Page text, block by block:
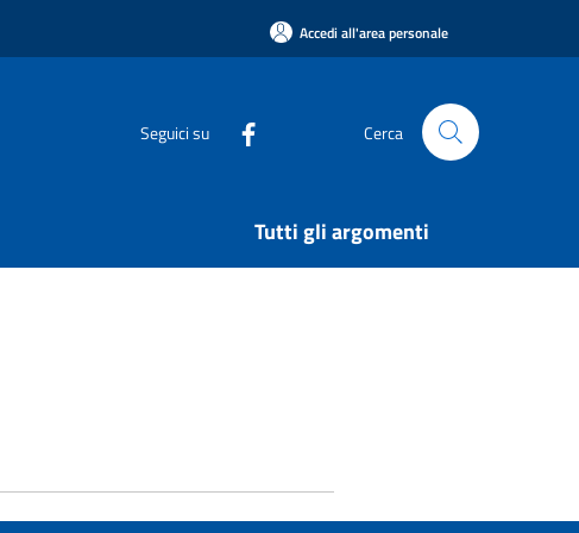
Accedi all'area personale
Seguici su Cerca
Tutti gli argomenti